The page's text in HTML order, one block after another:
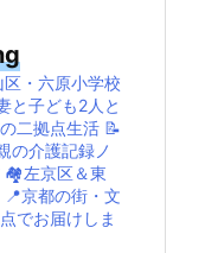
・六原小学校
と子ども2人と
二拠点生活 📝
の介護記録ノ
🏘左京区＆東
📍京都の街・文
でお届けしま